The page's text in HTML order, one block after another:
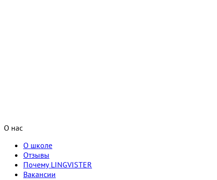
О нас
О школе
Отзывы
Почему LINGVISTER
Вакансии